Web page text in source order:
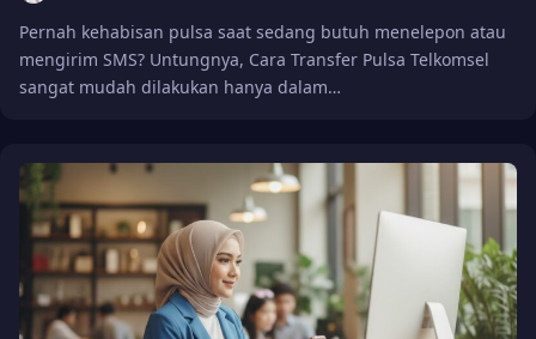
Pernah kehabisan pulsa saat sedang butuh menelepon atau
mengirim SMS? Untungnya, Cara Transfer Pulsa Telkomsel
sangat mudah dilakukan hanya dalam…